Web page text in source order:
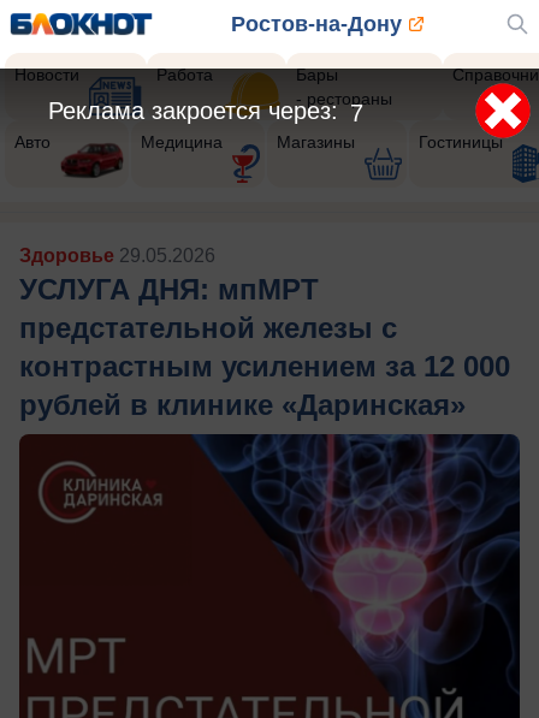
Ростов-на-Дону
Новости Работа
Бары
- рестораны
Авто Медицина Магазины Гостиницы
Здоровье 29.05.2026
УСЛУГА ДНЯ: мпМРТ
предстательной железы с
контрастным усилением за 12 000
рублей в клинике «Даринская»
4
Реклама закроется через: